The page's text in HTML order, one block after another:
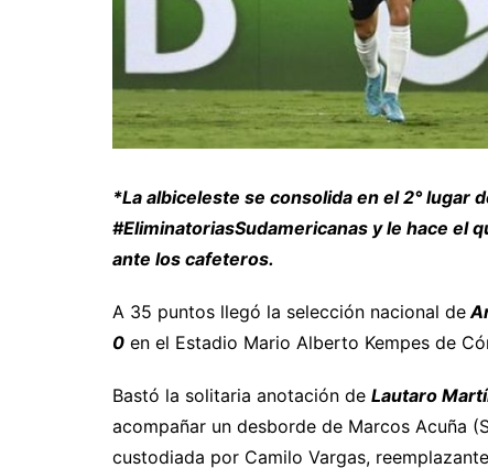
*La albiceleste se consolida en el 2° lugar
#EliminatoriasSudamericanas y le hace el
ante los cafeteros.
A 35 puntos llegó la selección nacional de
0 en el Estadio Mario Alberto Kempes de
Bastó la solitaria anotación de Lautaro
acompañar un desborde de Marcos Acuña
custodiada por Camilo Vargas,